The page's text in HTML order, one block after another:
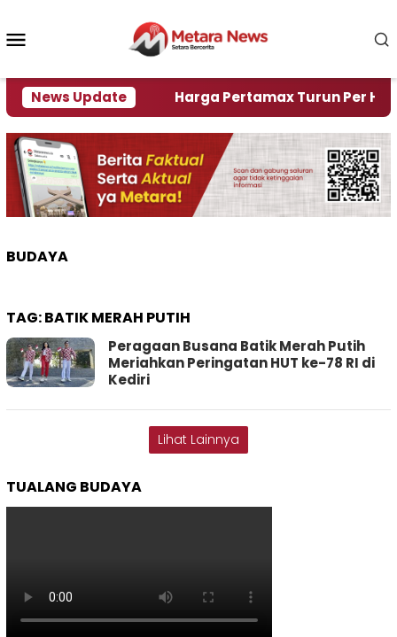
konten
News Update
Krisi Air Harga Pertamax Turun Per Hari Ini,
BUDAYA
TAG:BATIK MERAH PUTIH
Peragaan Busana Batik Merah Putih
Meriahkan Peringatan HUT ke-78 RI di
Kediri
Lihat Lainnya
TUALANG BUDAYA